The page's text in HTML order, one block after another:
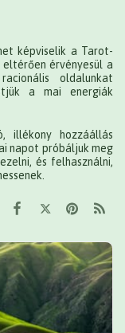
képviselik a Tarot-
érvényesül a
oldalunkat
a mai energiák
illékony hozzáállás
napot próbáljuk meg
és felhasználni,